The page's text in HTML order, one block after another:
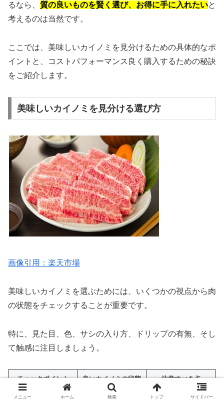
るなら、 質の良いものを賢く選び、お得に手に入れたいと
考えるのは当然です。
ここでは、美味しいカイノミを見分けるための具体的なポ
イントと、コストパフォーマンス良く購入するための秘訣
をご紹介します。
美味しいカイノミを見分ける選び方
画像引用：楽天市場
美味しいカイノミを選ぶためには、いくつかの視点から肉
の状態をチェックすることが重要です。
特に、見た目、色、サシの入り方、ドリップの有無、そし
て触感に注目しましょう。
チェックポイント 良いカイノミの状態 注意すべき点
黒ずんでいたり、く
メニュー ホーム 検索 トップ サイドバー